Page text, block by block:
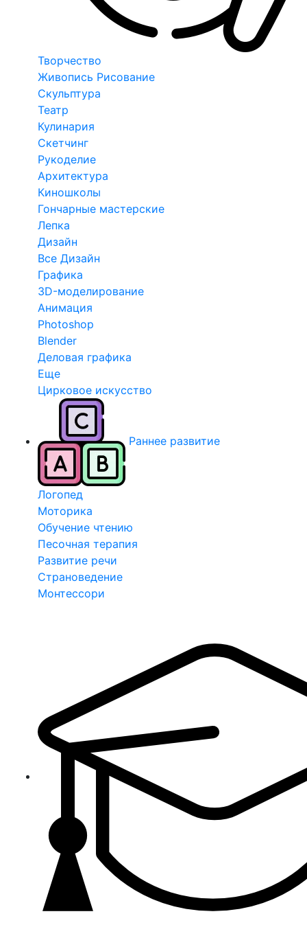
Творчество
Живопись Рисование
Скульптура
Театр
Кулинария
Скетчинг
Рукоделие
Архитектура
Киношколы
Гончарные мастерские
Лепка
Дизайн
Все Дизайн
Графика
3D-моделирование
Анимация
Photoshop
Blender
Деловая графика
Еще
Цирковое искусство
Раннее развитие
Логопед
Моторика
Обучение чтению
Песочная терапия
Развитие речи
Страноведение
Монтессори